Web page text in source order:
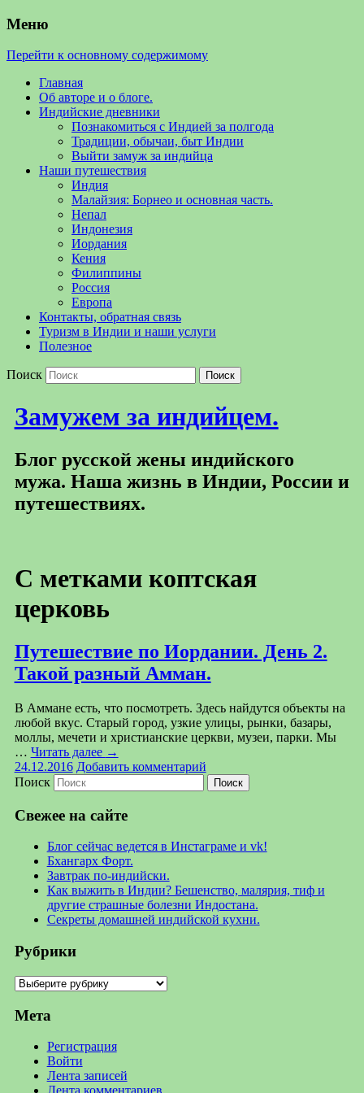
Меню
Перейти к основному содержимому
Главная
Об авторе и о блоге.
Индийские дневники
Познакомиться с Индией за полгода
Традиции, обычаи, быт Индии
Выйти замуж за индийца
Наши путешествия
Индия
Малайзия: Борнео и основная часть.
Непал
Индонезия
Иордания
Кения
Филиппины
Россия
Европа
Контакты, обратная связь
Туризм в Индии и наши услуги
Полезное
Поиск
Замужем за индийцем.
Блог русской жены индийского
мужа. Наша жизнь в Индии, России и
путешествиях.
С метками коптская
церковь
Путешествие по Иордании. День 2.
Такой разный Амман.
В Аммане есть, что посмотреть. Здесь найдутся объекты на
любой вкус. Старый город, узкие улицы, рынки, базары,
моллы, мечети и христианские церкви, музеи, парки. Мы
… Читать далее →
24.12.2016 Добавить комментарий
Поиск
Свежее на сайте
Блог сейчас ведется в Инстаграме и vk!
Бхангарх Форт.
Завтрак по-индийски.
Как выжить в Индии? Бешенство, малярия, тиф и
другие страшные болезни Индостана.
Секреты домашней индийской кухни.
Рубрики
Рубрики
Мета
Регистрация
Войти
Лента записей